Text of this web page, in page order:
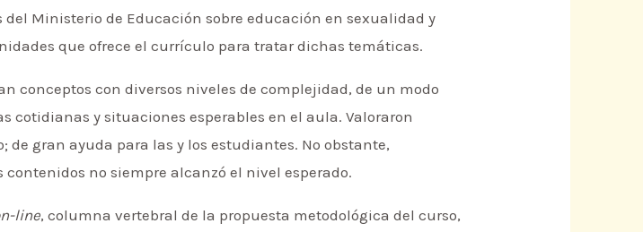
Ministerio de Educación sobre educación en sexualidad y
que ofrece el currículo para tratar dichas temáticas.
conceptos con diversos niveles de complejidad, de un modo
y situaciones esperables en el aula. Valoraron
gran ayuda para las y los estudiantes. No obstante,
no siempre alcanzó el nivel esperado.
line, columna vertebral de la propuesta metodológica del curso,